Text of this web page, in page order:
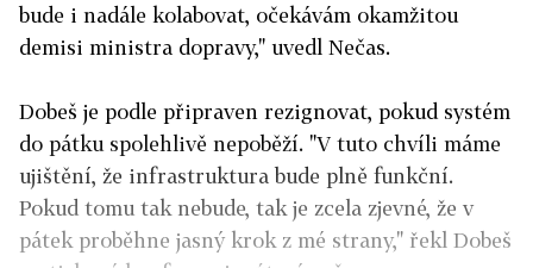
bude i nadále kolabovat, očekávám okamžitou
demisi ministra dopravy," uvedl Nečas.
Dobeš je podle připraven rezignovat, pokud systém
do pátku spolehlivě nepoběží. "V tuto chvíli máme
ujištění, že infrastruktura bude plně funkční.
Pokud tomu tak nebude, tak je zcela zjevné, že v
pátek proběhne jasný krok z mé strany," řekl Dobeš